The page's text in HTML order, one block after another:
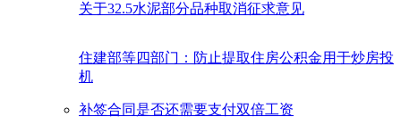
关于32.5水泥部分品种取消征求意见
住建部等四部门：防止提取住房公积金用于炒房投
机
补签合同是否还需要支付双倍工资